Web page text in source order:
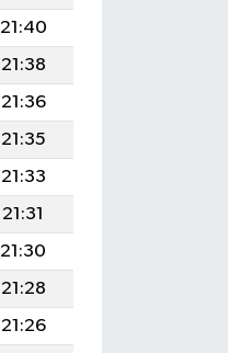
21:40
21:38
21:36
21:35
21:33
21:31
21:30
21:28
21:26